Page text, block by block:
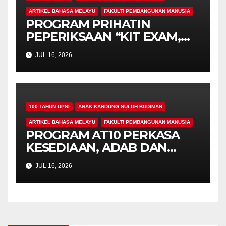
ARTIKEL BAHASA MELAYU FAKULTI PEMBANGUNAN MANUSIA
PROGRAM PRIHATIN
PEPERIKSAAN “KIT EXAM,
MISI 4.00” SUNTIK
SEMANGAT DAN
KEPRIHATINAN BUAT
MAHASISWA AT10
JUL 16, 2026
100 TAHUN UPSI ANAK KANDUNG SULUH BUDIMAN
ARTIKEL BAHASA MELAYU FAKULTI PEMBANGUNAN MANUSIA
PROGRAM AT10 PERKASA
KESEDIAAN, ADAB DAN
PROFESIONALISME
MAHASISWA PROGRAM
PENDIDIKAN KHAS
JUL 16, 2026